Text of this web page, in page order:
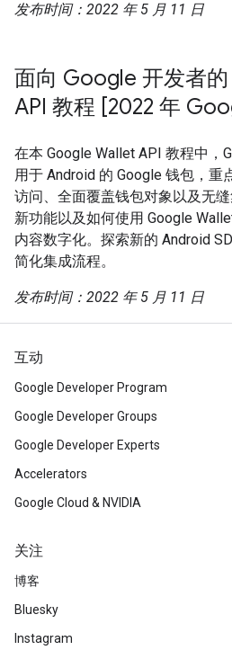
发布时间：2022 年 5 月 11 日
面向 Google 开发者
API 教程 [2022 年
在本 Google Wallet API 教程中，
用于 Android 的 Google 钱包，重
访问、全面覆盖钱包对象以及无
新功能以及如何使用 Google
内容数字化。探索新的 Android
简化集成流程。
发布时间：2022 年 5 月 11 日
互动
Google Developer Program
Google Developer Groups
Google Developer Experts
Accelerators
Google Cloud & NVIDIA
关注
博客
Bluesky
Instagram